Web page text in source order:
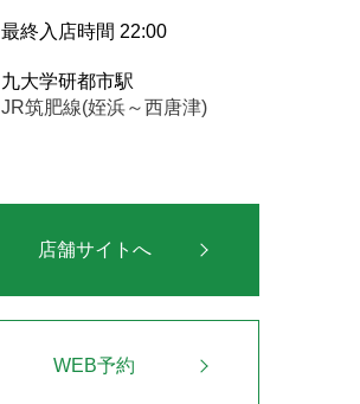
最終入店時間 22:00
九大学研都市駅
JR筑肥線(姪浜～西唐津)
店舗サイトへ
WEB予約